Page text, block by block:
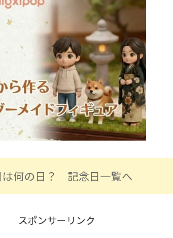
は何の日？ 記念日一覧へ
スポンサーリンク